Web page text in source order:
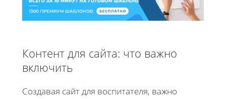
Контент для сайта: что важно
включить
Создавая сайт для воспитателя, важно